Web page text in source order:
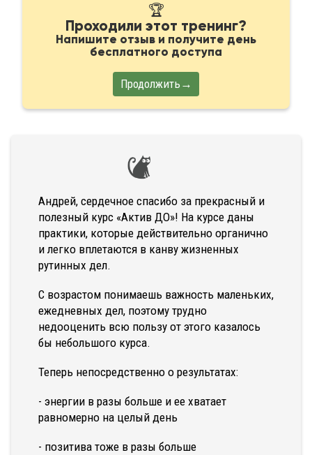
🏆
Проходили этот тренинг?
Напишите отзыв и получите день
бесплатного доступа
Продолжить→
Андрей, сердечное спасибо за прекрасный и
полезный курс «Актив ДО»! На курсе даны
практики, которые действительно органично
и легко вплетаются в канву жизненных
рутинных дел.
С возрастом понимаешь важность маленьких,
ежедневных дел, поэтому трудно
недооценить всю пользу от этого казалось
бы небольшого курса.
Теперь непосредственно о результатах:
- энергии в разы больше и ее хватает
равномерно на целый день
- позитива тоже в разы больше